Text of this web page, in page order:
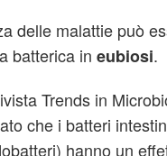
delle malattie può
batterica in eubiosi.
Trends in
che i batteri
hanno un